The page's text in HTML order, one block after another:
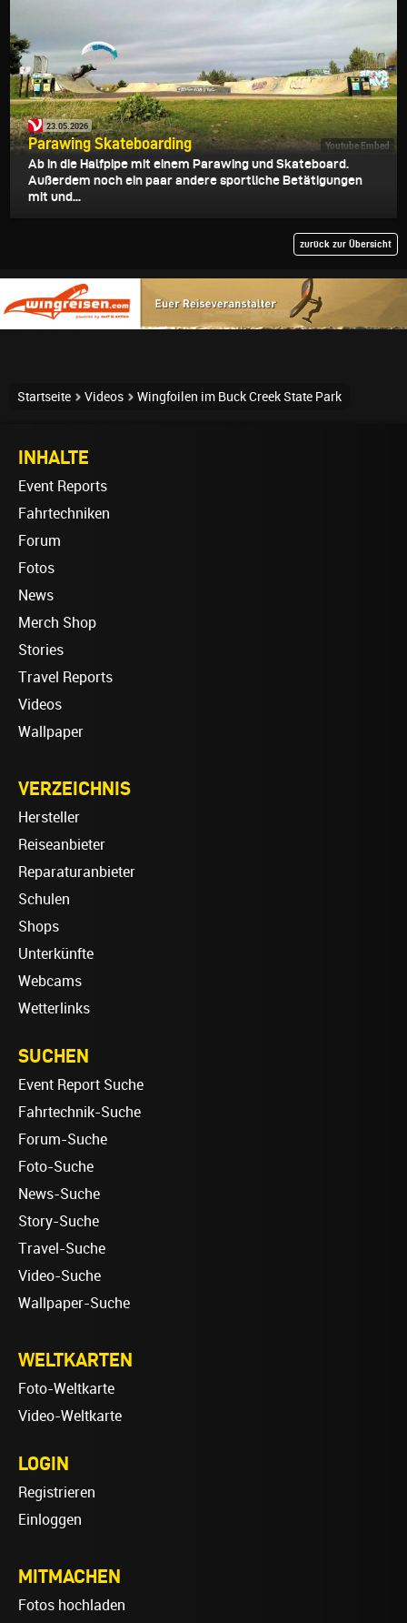
Youtube Embed
23.05.2026
Parawing Skateboarding
Ab in die Halfpipe mit einem Parawing und Skateboard.
Außerdem noch ein paar andere sportliche Betätigungen
mit und...
zurück zur Übersicht
Startseite Videos Wingfoilen im Buck Creek State Park
INHALTE
Event Reports
Fahrtechniken
Forum
Fotos
News
Merch Shop
Stories
Travel Reports
Videos
Wallpaper
VERZEICHNIS
Hersteller
Reiseanbieter
Reparaturanbieter
Schulen
Shops
Unterkünfte
Webcams
Wetterlinks
SUCHEN
Event Report Suche
Fahrtechnik-Suche
Forum-Suche
Foto-Suche
News-Suche
Story-Suche
Travel-Suche
Video-Suche
Wallpaper-Suche
WELTKARTEN
Foto-Weltkarte
Video-Weltkarte
LOGIN
Registrieren
Einloggen
MITMACHEN
Fotos hochladen